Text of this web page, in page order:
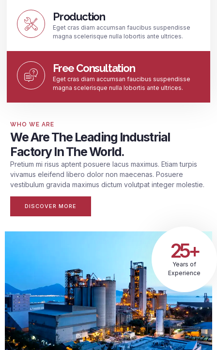
Production
Eget cras diam accumsan faucibus suspendisse
magna scelerisque nulla lobortis ante ultrices.
Free Consultation
Eget cras diam accumsan faucibus suspendisse
magna scelerisque nulla lobortis ante ultrices.
WHO WE ARE
We Are The Leading Industrial
Factory In The World.
Pretium mi risus aptent posuere lacus maximus. Etiam turpis
vivamus eleifend libero dolor non maecenas. Posuere
vestibulum gravida maximus dictum volutpat integer molestie.
DISCOVER MORE
25+
Years of
Experience